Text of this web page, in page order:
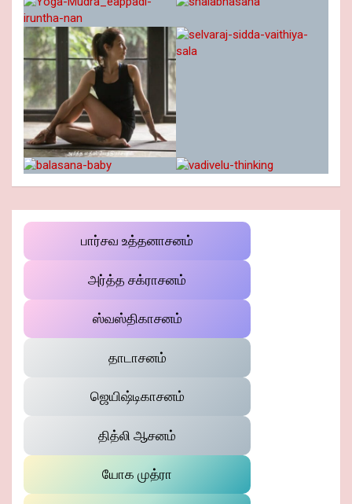
பார்சவ உத்தனாசனம்
அர்த்த சக்ராசனம்
ஸ்வஸ்திகாசனம்
தாடாசனம்
ஜெயிஷ்டிகாசனம்
தித்லி ஆசனம்
யோக முத்ரா